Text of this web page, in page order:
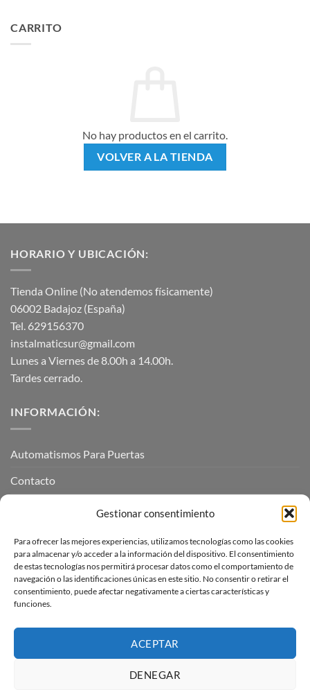
Gestionar consentimiento
Para ofrecer las mejores experiencias, utilizamos tecnologías como las cookies
para almacenar y/o acceder a la información del dispositivo. El consentimiento
de estas tecnologías nos permitirá procesar datos como el comportamiento de
navegación o las identificaciones únicas en este sitio. No consentir o retirar el
consentimiento, puede afectar negativamente a ciertas características y
funciones.
ACEPTAR
DENEGAR
CARRITO
No hay productos en el carrito.
VOLVER A LA TIENDA
HORARIO Y UBICACIÓN:
Tienda Online (No atendemos físicamente)
06002 Badajoz (España)
Tel. 629156370
instalmaticsur@gmail.com
Lunes a Viernes de 8.00h a 14.00h.
Tardes cerrado.
INFORMACIÓN:
Automatismos Para Puertas
Contacto
INFORMACIÓN LEGAL
Aviso Legal